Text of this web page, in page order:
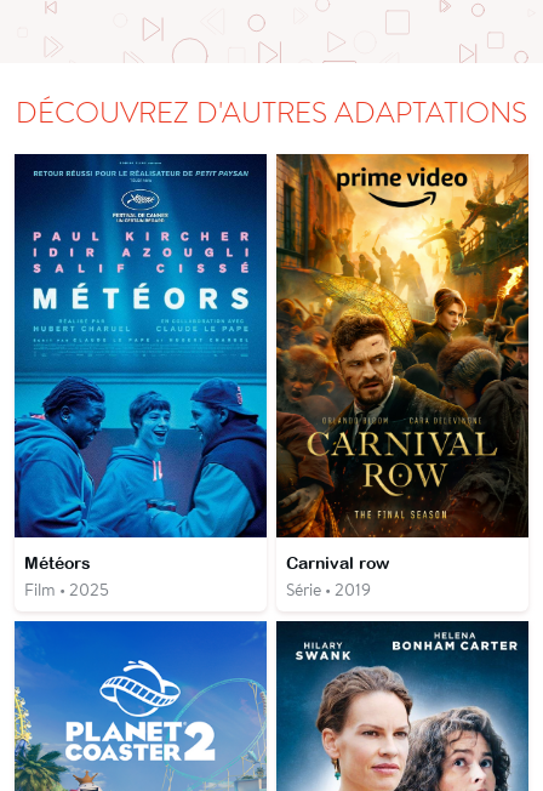
DÉCOUVREZ D'AUTRES ADAPTATIONS
Météors
Film • 2025
Carnival row
Série • 2019